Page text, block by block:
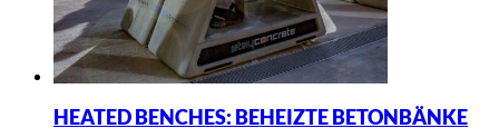
HEATED BENCHES: BEHEIZTE BETONBÄNKE